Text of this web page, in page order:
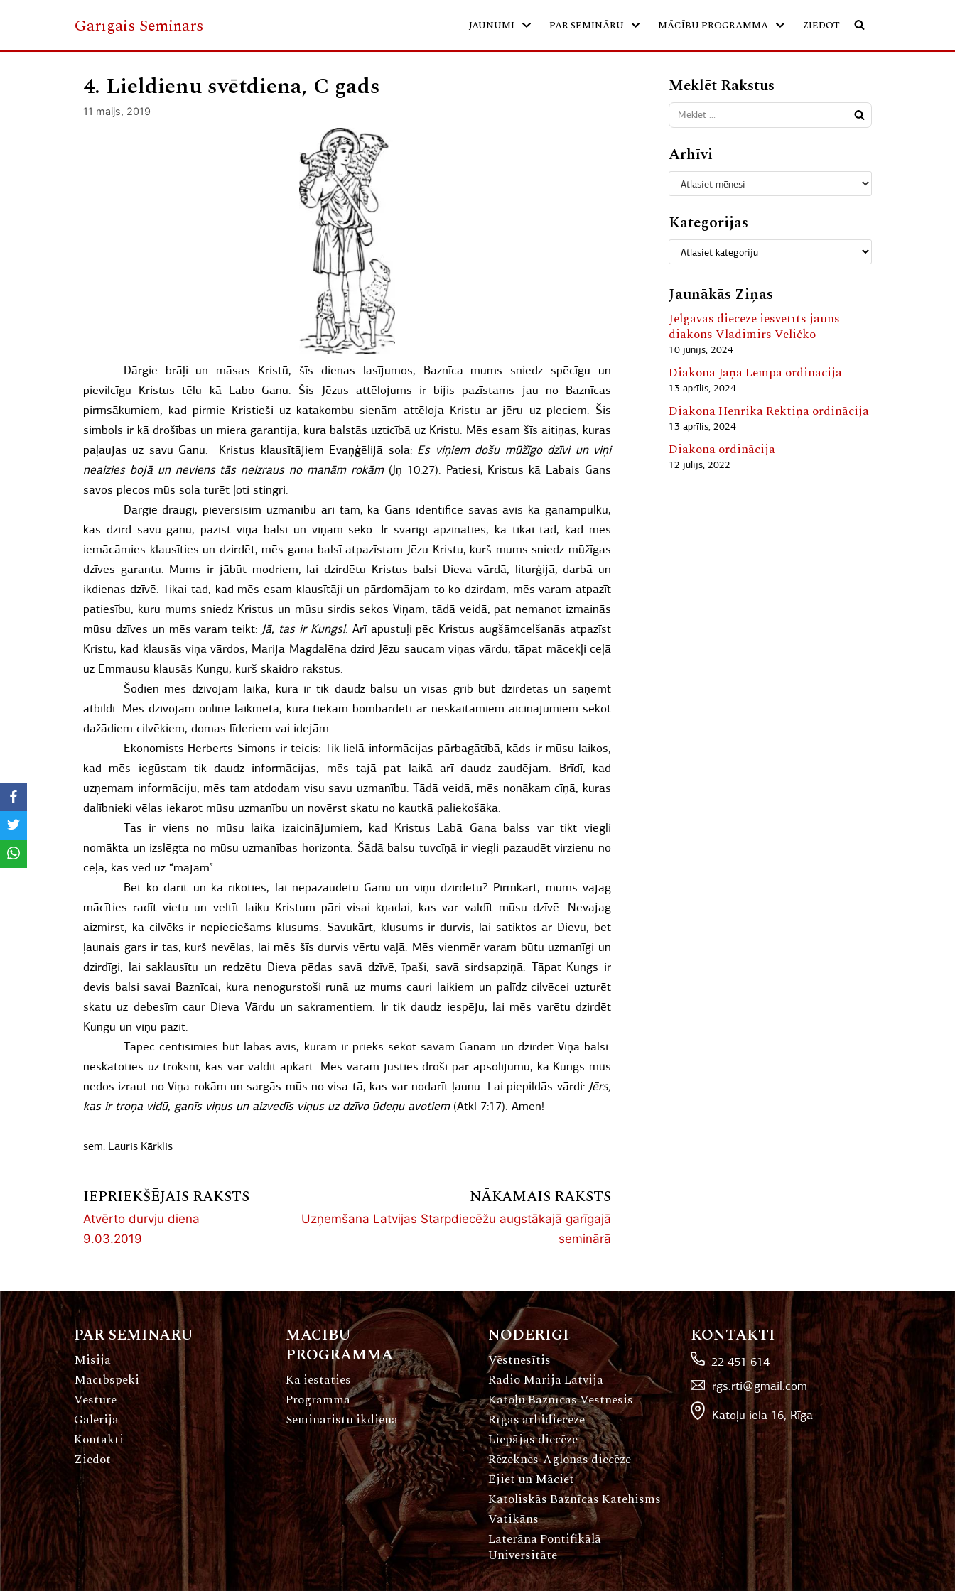
Garīgais Seminārs JAUNUMI PAR SEMINĀRU MĀCĪBU PROGRAMMA ZIEDOT
4. Lieldienu svētdiena, C gads
11 maijs, 2019
Dārgie brāļi un māsas Kristū, šīs dienas lasījumos, Baznīca mums sniedz spēcīgu un
pievilcīgu Kristus tēlu kā Labo Ganu. Šis Jēzus attēlojums ir bijis pazīstams jau no Baznīcas
pirmsākumiem, kad pirmie Kristieši uz katakombu sienām attēloja Kristu ar jēru uz pleciem. Šis
simbols ir kā drošības un miera garantija, kura balstās uzticībā uz Kristu. Mēs esam šīs aitiņas, kuras
paļaujas uz savu Ganu. Kristus klausītājiem Evaņģēlijā sola: Es viņiem došu mūžīgo dzīvi un viņi
neaizies bojā un neviens tās neizraus no manām rokām(Jņ 10:27). Patiesi, Kristus kā Labais Gans
savos plecos mūs sola turēt ļoti stingri.
Dārgie draugi, pievērsīsim uzmanību arī tam, ka Gans identificē savas avis kā ganāmpulku,
kas dzird savu ganu, pazīst viņa balsi un viņam seko. Ir svārīgi apzināties, ka tikai tad, kad mēs
iemācāmies klausīties un dzirdēt, mēs gana balsī atpazīstam Jēzu Kristu, kurš mums sniedz mūžīgas
dzīves garantu. Mums ir jābūt modriem, lai dzirdētu Kristus balsi Dieva vārdā, liturģijā, darbā un
ikdienas dzīvē. Tikai tad, kad mēs esam klausītāji un pārdomājam to ko dzirdam, mēs varam atpazīt
patiesību, kuru mums sniedz Kristus un mūsu sirdis sekos Viņam, tādā veidā, pat nemanot izmainās
mūsu dzīves un mēs varam teikt: Jā, tas ir Kungs!. Arī apustuļi pēc Kristus augšāmcelšanās atpazīst
Kristu, kad klausās viņa vārdos, Marija Magdalēna dzird Jēzu saucam viņas vārdu, tāpat mācekļi ceļā
uz Emmausu klausās Kungu, kurš skaidro rakstus.
Šodien mēs dzīvojam laikā, kurā ir tik daudz balsu un visas grib būt dzirdētas un saņemt
atbildi. Mēs dzīvojam online laikmetā, kurā tiekam bombardēti ar neskaitāmiem aicinājumiem sekot
dažādiem cilvēkiem, domas līderiem vai idejām.
Ekonomists Herberts Simons ir teicis: Tik lielā informācijas pārbagātībā, kāds ir mūsu laikos,
kad mēs iegūstam tik daudz informācijas, mēs tajā pat laikā arī daudz zaudējam. Brīdī, kad
uzņemam informāciju, mēs tam atdodam visu savu uzmanību. Tādā veidā, mēs nonākam cīņā, kuras
dalībnieki vēlas iekarot mūsu uzmanību un novērst skatu no kautkā paliekošāka.
Tas ir viens no mūsu laika izaicinājumiem, kad Kristus Labā Gana balss var tikt viegli
nomākta un izslēgta no mūsu uzmanības horizonta. Šādā balsu tuvcīņā ir viegli pazaudēt virzienu no
ceļa, kas ved uz “mājām”.
Bet ko darīt un kā rīkoties, lai nepazaudētu Ganu un viņu dzirdētu? Pirmkārt, mums vajag
mācīties radīt vietu un veltīt laiku Kristum pāri visai kņadai, kas var valdīt mūsu dzīvē. Nevajag
aizmirst, ka cilvēks ir nepieciešams klusums. Savukārt, klusums ir durvis, lai satiktos ar Dievu, bet
ļaunais gars ir tas, kurš nevēlas, lai mēs šīs durvis vērtu vaļā. Mēs vienmēr varam būtu uzmanīgi un
dzirdīgi, lai saklausītu un redzētu Dieva pēdas savā dzīvē, īpaši, savā sirdsapziņā. Tāpat Kungs ir
devis balsi savai Baznīcai, kura nenogurstoši runā uz mums cauri laikiem un palīdz cilvēcei uzturēt
skatu uz debesīm caur Dieva Vārdu un sakramentiem. Ir tik daudz iespēju, lai mēs varētu dzirdēt
Kungu un viņu pazīt.
Tāpēc centīsimies būt labas avis, kurām ir prieks sekot savam Ganam un dzirdēt Viņa balsi.
neskatoties uz troksni, kas var valdīt apkārt. Mēs varam justies droši par apsolījumu, ka Kungs mūs
nedos izraut no Viņa rokām un sargās mūs no visa tā, kas var nodarīt ļaunu. Lai piepildās vārdi: Jērs,
kas ir troņa vidū, ganīs viņus un aizvedīs viņus uz dzīvo ūdeņu avotiem(Atkl 7:17). Amen!
sem. Lauris Kārklis
IEPRIEKŠĒJAIS RAKSTS
Atvērto durvju diena
9.03.2019
NĀKAMAIS RAKSTS
Uzņemšana Latvijas Starpdiecēžu augstākajā garīgajā
seminārā
Meklēt Rakstus
Arhīvi
Kategorijas
Jaunākās Ziņas
Jelgavas diecēzē iesvētīts jauns
diakons Vladimirs Veličko
10 jūnijs, 2024
Diakona Jāņa Lempa ordinācija
13 aprīlis, 2024
Diakona Henrika Rektiņa ordinācija
13 aprīlis, 2024
Diakona ordinācija
12 jūlijs, 2022
PAR SEMINĀRU
Misija
Mācībspēki
Vēsture
Galerija
Kontakti
Ziedot
MĀCĪBU
PROGRAMMA
Kā iestāties
Programma
Semināristu ikdiena
NODERĪGI
Vēstnesītis
Radio Marija Latvija
Katoļu Baznīcas Vēstnesis
Rīgas arhidiecēze
Liepājas diecēze
Rēzeknes-Aglonas diecēze
Ejiet un Māciet
Katoliskās Baznīcas Katehisms
Vatikāns
Laterāna Pontifikālā
Universitāte
KONTAKTI
22 451 614
rgs.rti@gmail.com
Katoļu iela 16, Rīga